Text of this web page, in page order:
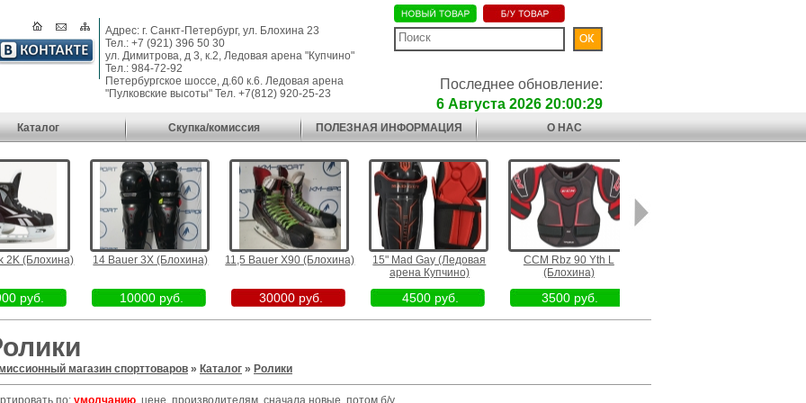
Адрес: г. Санкт-Петербург, ул. Блохина 23
Тел.: +7 (921) 396 50 30
ул. Димитрова, д 3, к.2, Ледовая арена "Купчино"
Тел.: 984-72-92
Петербургское шоссе, д.60 к.6. Ледовая арена
"Пулковские высоты" Тел. +7(812) 920-25-23
Последнее обновление:
6 Августа 2026 20:00:29
Каталог Скупка/комиссия ПОЛЕЗНАЯ ИНФОРМАЦИЯ О НАС
(Блохина)
руб.
14 Bauer 3X (Блохина)
10000 руб.
11,5 Bauer X90 (Блохина)
30000 руб.
15" Mad Gay (Ледовая
арена Купчино)
4500 руб.
CCM Rbz 90 Yth L
(Блохина)
3500 руб.
магазин спорттоваров » Каталог » Ролики
по: умолчанию, цене, производителям, сначала новые, потом б/у